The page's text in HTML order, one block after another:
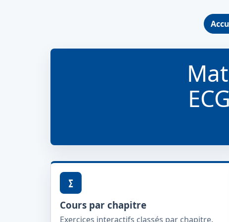
∑
Cours par chapitre
Exercices interactifs classés par chapitre.